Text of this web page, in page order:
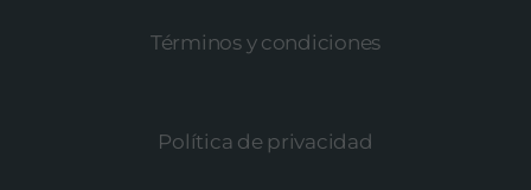
Términos y condiciones
Política de privacidad